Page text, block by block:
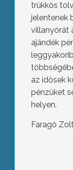
trükkös
jelentenek
villanyórát
ajándék
az idősek
pénzüket
helyen.
Faragó